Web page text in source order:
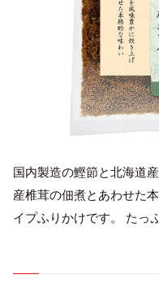
English
プライバシーポリシー
国内製造の鰹節と北海道
産椎茸の佃煮とあわせた
イプふりかけです。 たっ